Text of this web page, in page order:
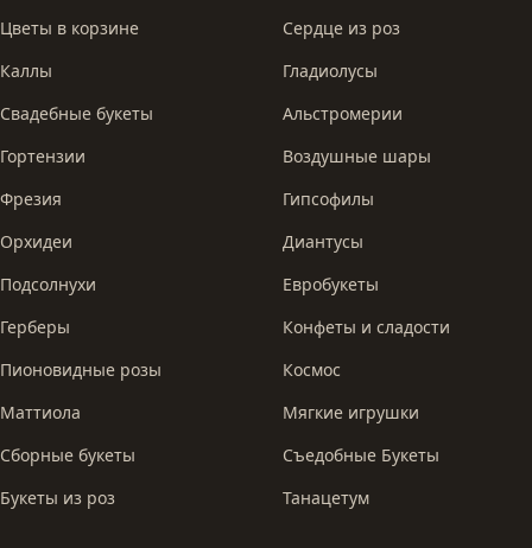
Цветы в корзине
Каллы
Свадебные букеты
Гортензии
Фрезия
Орхидеи
Подсолнухи
Герберы
Пионовидные розы
Маттиола
Сборные букеты
Букеты из роз
Сердце из роз
Гладиолусы
Альстромерии
Воздушные шары
Гипсофилы
Диантусы
Евробукеты
Конфеты и сладости
Космос
Мягкие игрушки
Съедобные Букеты
Танацетум